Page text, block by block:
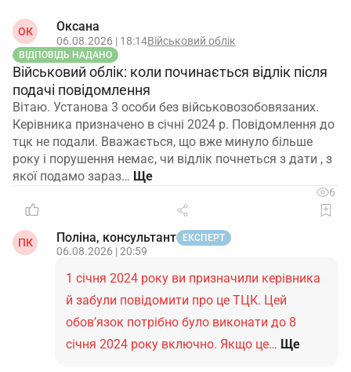
ОК Оксана
06.08.2026 | 18:14Військовий облік
ВІДПОВІДЬ НАДАНО
Військовий облік: коли починається відлік після
подачі повідомлення
Вітаю. Установа 3 особи без військовозобовязаних.
Керівника призначено в січні 2024 р. Повідомлення до
тцк не подали. Вважається, що вже минуло більше
року і порушення немає, чи відлік почнеться з дати , з
якої подамо зараз…
6
ПК Поліна, консультант ЕКСПЕРТ
06.08.2026 | 20:59
1 січня 2024 року ви призначили керівника
й забули повідомити про це ТЦК. Цей
обов’язок потрібно було виконати до 8
січня 2024 року включно. Якщо це… Ще